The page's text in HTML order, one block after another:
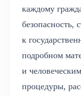
каждому
безопасность,
к
подробном
и
процедуры,